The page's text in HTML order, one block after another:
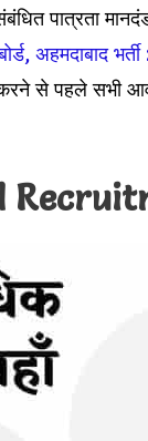
पात्रता
अहमदाबाद
से पहले सभी